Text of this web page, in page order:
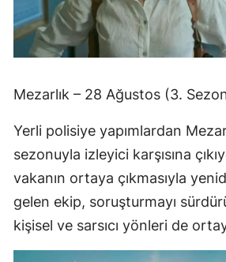
Mezarlık – 28 Ağustos (3.
Yerli polisiye yapımlardan
sezonuyla izleyici karşısına
vakanın ortaya çıkmasıyla
gelen ekip, soruşturmayı
kişisel ve sarsıcı yönleri de